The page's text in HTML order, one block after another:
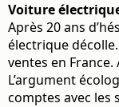
Voiture
Après 20 ans
électrique
ventes en
L’argument
comptes avec les